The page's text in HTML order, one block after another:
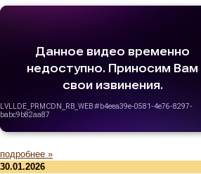
подробнее »
30.01.2026